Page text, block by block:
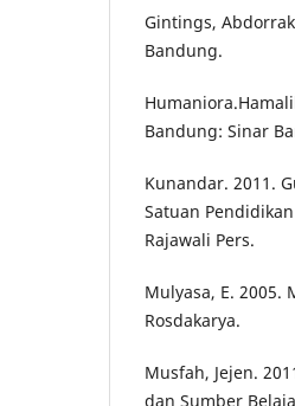
Gintings,
Bandung.
Bandung: Sinar
Kunandar. 2011.
Satuan
Rajawali Pers.
Mulyasa, E. 2005.
Rosdakarya.
Musfah, Jejen.
dan Sumber